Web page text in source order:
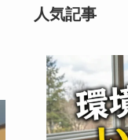
人気記事